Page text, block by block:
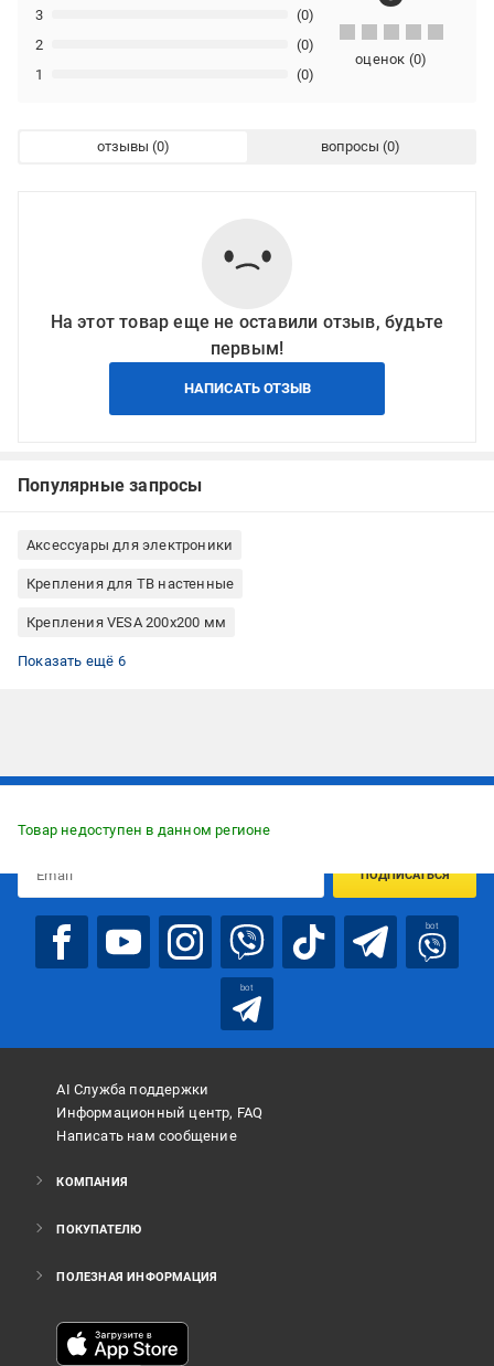
1 (0)
2 (0)
3 (0)
оценок (0)
отзывы вопросы
На этот товар еще не оставили отзыв, будьте
первым!
НАПИСАТЬ ОТЗЫВ
Популярные запросы
Аксессуары для электроники
Крепления для ТВ настенные
Крепления VESA 200x200 мм
Крепления VESA 400x300 мм
Крепления VESA 300x200 мм
Крепления VESA 300x300 мм
Крепления VESA 400x400 мм
Крепления для ТВ фиксированные
Крепления для ТВ Gembird
Показать ещё 6
Товар недоступен в данном регионе
предложениях:
ПОДПИСАТЬСЯ
bot
bot
AI Служба поддержки
Информационный центр, FAQ
Написать нам сообщение
КОМПАНИЯ
ПОКУПАТЕЛЮ
ПОЛЕЗНАЯ ИНФОРМАЦИЯ